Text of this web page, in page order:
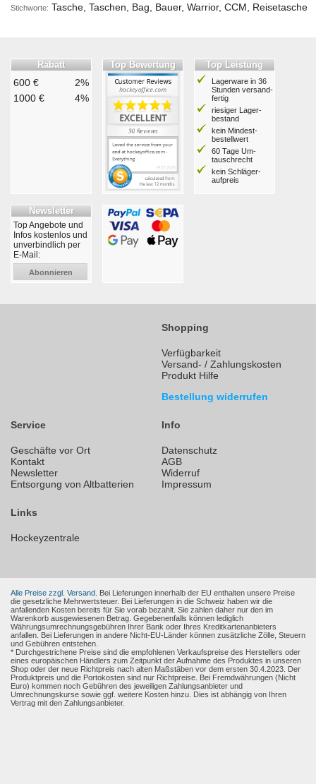
Stichworte: Tasche, Taschen, Bag, Bauer, Warrior, CCM, Reisetasche
Rabatt
600 €
2%
1000 €
4%
Top Bewertung Top Leistung
Lagerware in 36
Stunden ver­sand­
fertig
riesiger Lager­
bestand
kein Mindest­
bestell­wert
60 Tage Um­
tausch­recht
kein Schläger­
aufpreis
Newsletter
Top Angebote und
Infos kostenlos und
unverbindlich per
E-Mail:
Abonnieren
Shopping
Verfügbarkeit
Versand- / Zahlungskosten
Produkt Hilfe
Bestellung widerrufen
Service
Geschäfte vor Ort
Kontakt
Newsletter
Entsorgung von Altbatterien
Info
Datenschutz
AGB
Widerruf
Impressum
Links
Hockeyzentrale
Alle Preise zzgl. Versand. Bei Lieferungen innerhalb der EU enthalten unsere Preise
die gesetzliche Mehrwertsteuer. Bei Lieferungen in die Schweiz haben wir die
anfallenden Kosten bereits für Sie vorab bezahlt. Sie zahlen daher nur den im
Warenkorb ausgewiesenen Betrag. Gegebenenfalls können lediglich
Währungsumrechnungsgebühren Ihrer Bank oder Ihres Kreditkartenanbieters
anfallen. Bei Lieferungen in andere Nicht-EU-Länder können zusätzliche Zölle, Steuern
und Gebühren entstehen.
* Durchgestrichene Preise sind die empfohlenen Verkaufspreise des Herstellers oder
eines europäischen Händlers zum Zeitpunkt der Aufnahme des Produktes in unseren
Shop oder der neue Richtpreis nach alten Maßstäben vor dem ersten 30.4.2023. Der
Produktpreis und die Portokosten sind nur Richtpreise. Bei Fremdwährungen (Nicht
Euro) kommen noch Gebühren des jeweiligen Zahlungsanbieter und
Umrechnungskurse sowie ggf. weitere Kosten hinzu. Dies ist abhängig von Ihren
Vertrag mit den Zahlungsanbieter.